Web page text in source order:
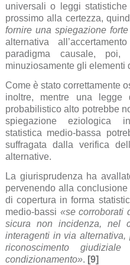
universali o leggi
prossimo alla certezza,
fornire una spiegazione
alternativa
paradigma causale,
minuziosamente gli elementi
Come è stato correttamente
inoltre, mentre una legge
probabilistico alto potrebbe
spiegazione eziologica
statistica medio-bassa
suffragata dalla verifica
alternative.
La giurisprudenza ha
pervenendo alla
di copertura in forma
medio-bassi «se corroborati
sicura non incidenza, nel
interagenti in via
riconoscimento
condizionamento». [9]